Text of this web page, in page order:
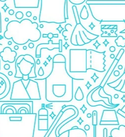
Scutece Huggies
Scutece Happy
Scutece Pampers Bebelusi
Balsam Rufe Bebelusi
Servetele Umede Bebelusi
Suplimente Bebelusi
Betisoare
Detergent Bebelusi
Detergent Bebelusi Ariel